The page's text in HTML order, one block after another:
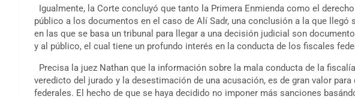
Igualmente, la Corte concluyó que tanto la Primera Enmienda como el
público a los documentos en el caso de Alí Sadr, una conclusión a la que llegó
en las que se basa un tribunal para llegar a una decisión judicial son
y al público, el cual tiene un profundo interés en la conducta de los fiscales
Precisa la juez Nathan que la información sobre la mala conducta de la
veredicto del jurado y la desestimación de una acusación, es de gran valor
federales. El hecho de que se haya decidido no imponer más sanciones